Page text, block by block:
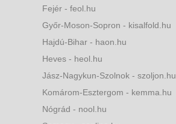
Fejér - feol.hu
Győr-Moson-Sopron - kisalfold.hu
Hajdú-Bihar - haon.hu
Heves - heol.hu
Jász-Nagykun-Szolnok - szoljon.hu
Komárom-Esztergom - kemma.hu
Nógrád - nool.hu